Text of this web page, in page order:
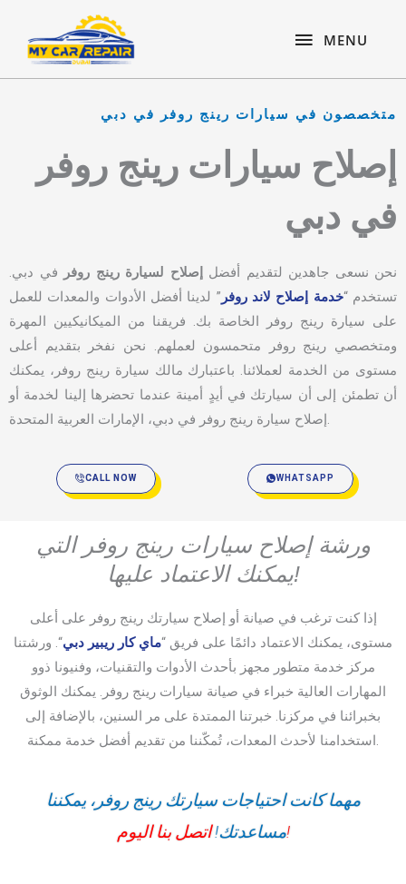
content
MENU
MENU
متخصصون في سيارات رينج روفر في دبي
إصلاح سيارات رينج روفر
في دبي
نحن نسعى جاهدين لتقديم أفضلإصلاح لسيارة رينج روفر
في دبي.
تستخدم “خدمة إصلاح لاند روفر ” لدينا أفضل الأدوات والمعدات للعمل
على سيارة رينج روفر الخاصة بك. فريقنا من الميكانيكيين المهرة
ومتخصصي رينج روفر متحمسون لعملهم. نحن نفخر بتقديم أعلى
مستوى من الخدمة لعملائنا. باعتبارك مالك سيارة رينج روفر، يمكنك
أن تطمئن إلى أن سيارتك في أيدٍ أمينة عندما تحضرها إلينا لخدمة أو
إصلاح سيارة رينج روفر في دبي، الإمارات العربية المتحدة.
CALL NOW WHATSAPP
ورشة إصلاح سيارات رينج روفر التي
يمكنك الاعتماد عليها!
إذا كنت ترغب في صيانة أو إصلاح سيارتك رينج روفر على أعلى
مستوى، يمكنك الاعتماد دائمًا على فريق “ماي كار ريبير دبي“. ورشتنا
مركز خدمة متطور مجهز بأحدث الأدوات والتقنيات، وفنيونا ذوو
المهارات العالية خبراء في صيانة سيارات رينج روفر. يمكنك الوثوق
بخبرائنا في مركزنا. خبرتنا الممتدة على مر السنين، بالإضافة إلى
استخدامنا لأحدث المعدات، تُمكّننا من تقديم أفضل خدمة ممكنة.
مهما كانت احتياجات سيارتك رينج روفر، يمكننا
مساعدتك!اتصل بنا اليوم!